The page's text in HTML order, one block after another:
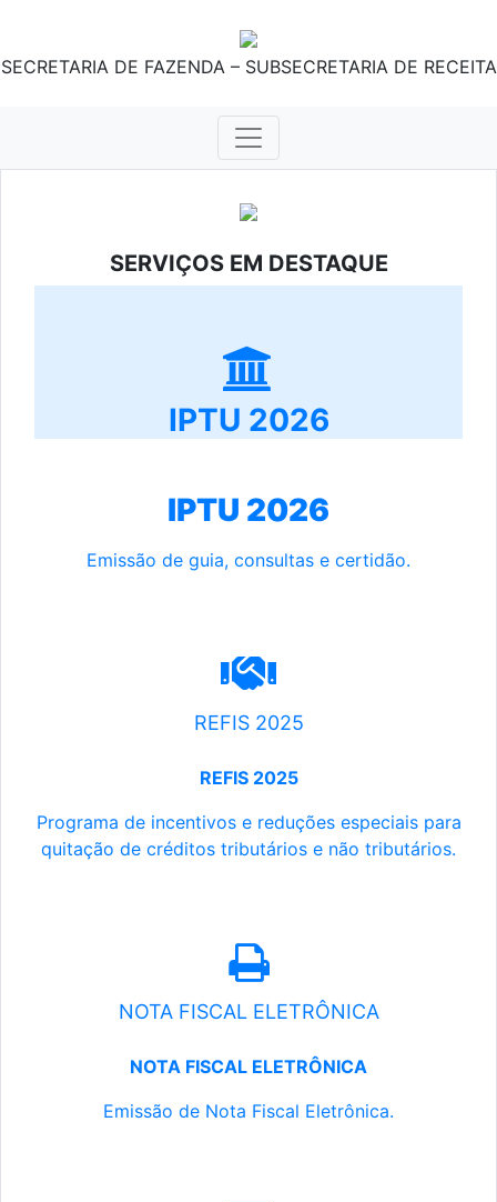
SECRETARIA DE FAZENDA – SUBSECRETARIA DE RECEITA
SERVIÇOS EM DESTAQUE
IPTU 2026
IPTU 2026
Emissão de guia, consultas e certidão.
REFIS 2025
REFIS 2025
Programa de incentivos e reduções especiais para
quitação de créditos tributários e não tributários.
NOTA FISCAL ELETRÔNICA
NOTA FISCAL ELETRÔNICA
Emissão de Nota Fiscal Eletrônica.